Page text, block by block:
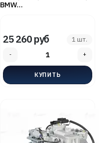
BMW
25 260 руб 1 шт.